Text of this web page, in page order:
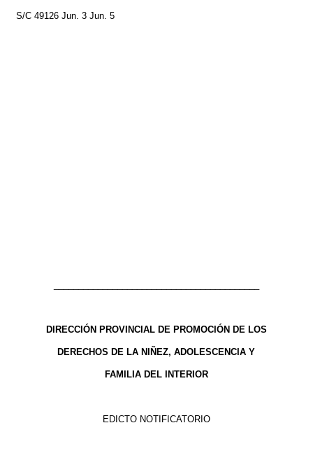
S/C 49126 Jun. 3 Jun. 5
DIRECCIÓN PROVINCIAL DE PROMOCIÓN DE LOS
DERECHOS DE LA NIÑEZ, ADOLESCENCIA Y
FAMILIA DEL INTERIOR
EDICTO NOTIFICATORIO